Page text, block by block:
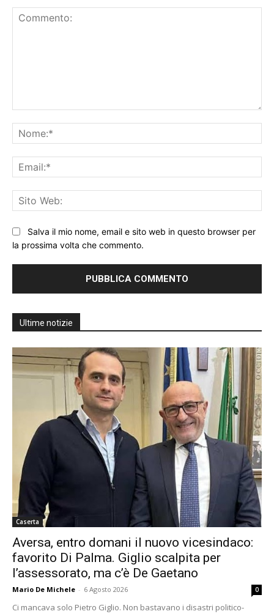
Salva il mio nome, email e sito web in questo browser per
la prossima volta che commento.
Ultime notizie
Caserta
Aversa, entro domani il nuovo vicesindaco:
favorito Di Palma. Giglio scalpita per
l’assessorato, ma c’è De Gaetano
Mario De Michele - 6 Agosto 2026 0
Ci mancava solo Pietro Giglio. Non bastavano i disastri politico-